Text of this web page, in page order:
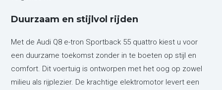
Duurzaam en stijlvol rijden
Met de Audi Q8 e-tron Sportback 55 quattro kiest u voor
een duurzame toekomst zonder in te boeten op stijl en
comfort. Dit voertuig is ontworpen met het oog op zowel
milieu als rijplezier. De krachtige elektromotor levert een